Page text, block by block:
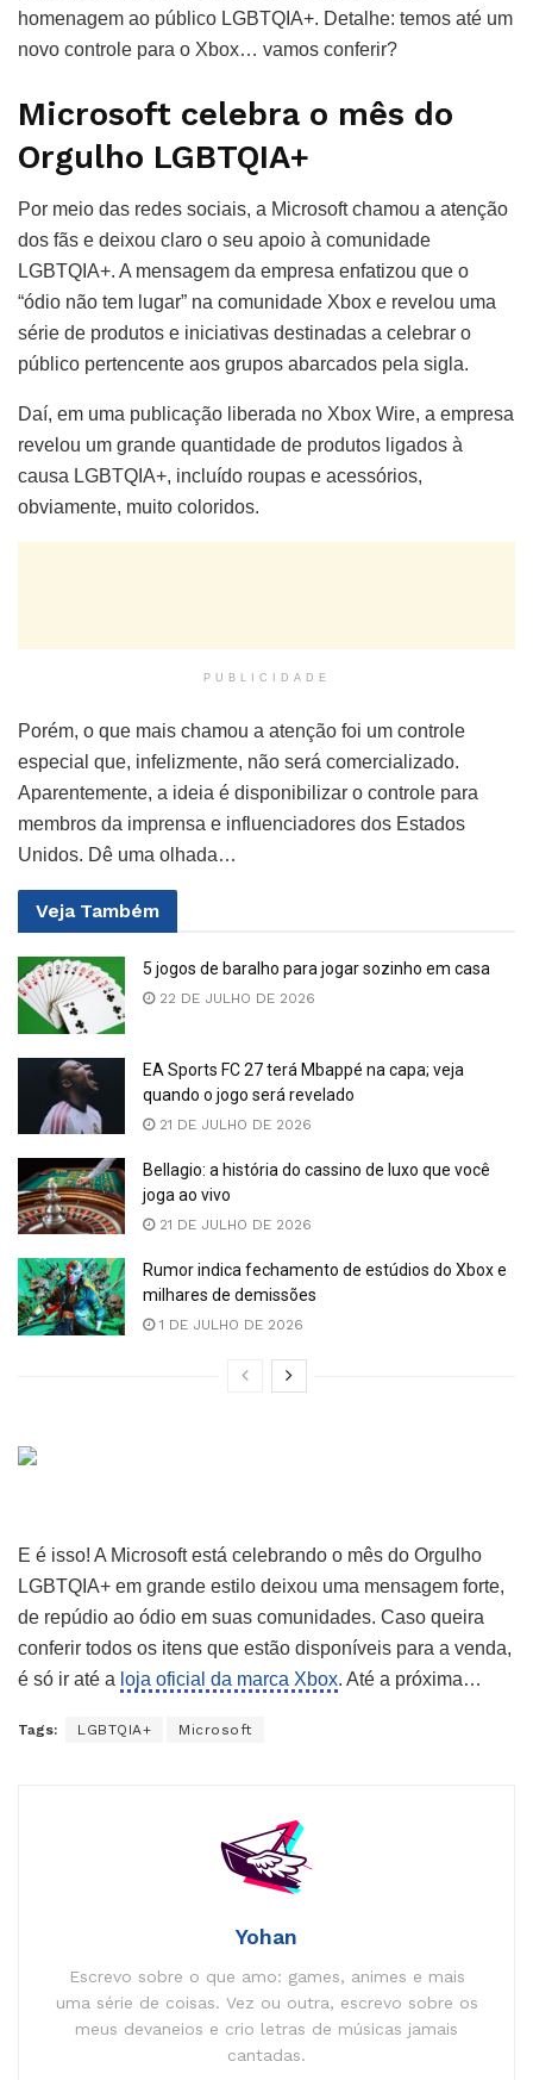
homenagem ao público LGBTQIA+. Detalhe: temos até um
novo controle para o Xbox… vamos conferir?
Microsoft celebra o mês do
Orgulho LGBTQIA+
Por meio das redes sociais, a Microsoft chamou a atenção
dos fãs e deixou claro o seu apoio à comunidade
LGBTQIA+. A mensagem da empresa enfatizou que o
“ódio não tem lugar” na comunidade Xbox e revelou uma
série de produtos e iniciativas destinadas a celebrar o
público pertencente aos grupos abarcados pela sigla.
Daí, em uma publicação liberada no Xbox Wire, a empresa
revelou um grande quantidade de produtos ligados à
causa LGBTQIA+, incluído roupas e acessórios,
obviamente, muito coloridos.
PUBLICIDADE
Porém, o que mais chamou a atenção foi um controle
especial que, infelizmente, não será comercializado.
Aparentemente, a ideia é disponibilizar o controle para
membros da imprensa e influenciadores dos Estados
Unidos. Dê uma olhada…
Veja Também
5 jogos de baralho para jogar sozinho em casa
22 DE JULHO DE 2026
EA Sports FC 27 terá Mbappé na capa; veja
quando o jogo será revelado
21 DE JULHO DE 2026
Bellagio: a história do cassino de luxo que você
joga ao vivo
21 DE JULHO DE 2026
Rumor indica fechamento de estúdios do Xbox e
milhares de demissões
1 DE JULHO DE 2026
E é isso! A Microsoft está celebrando o mês do Orgulho
LGBTQIA+ em grande estilo deixou uma mensagem forte,
de repúdio ao ódio em suas comunidades. Caso queira
conferir todos os itens que estão disponíveis para a venda,
é só ir até a loja oficial da marca Xbox. Até a próxima…
Tags: LGBTQIA+ Microsoft
Yohan
Escrevo sobre o que amo: games, animes e mais
uma série de coisas. Vez ou outra, escrevo sobre os
meus devaneios e crio letras de músicas jamais
cantadas.